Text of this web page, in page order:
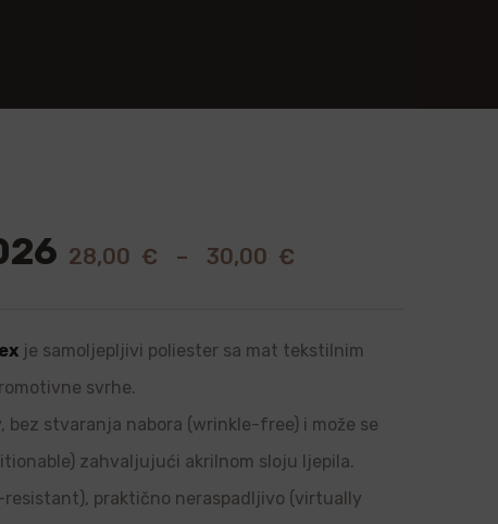
28,00 € – 30,00 €
je samoljepljivi poliester sa mat tekstilnim
svrhe.
bez stvaranja nabora (wrinkle-free) i može se
zahvaljujući akrilnom sloju ljepila.
praktično neraspadljivo (virtually